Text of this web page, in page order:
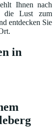
Ihnen nach
die Lust zum
entdecken Sie
in